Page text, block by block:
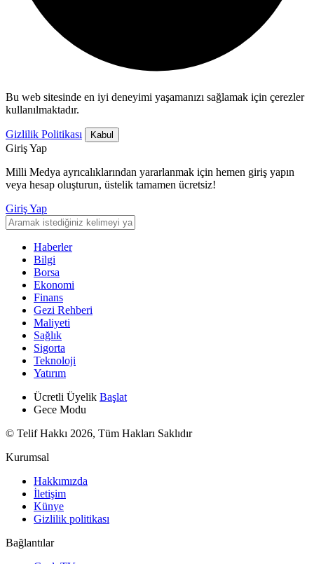
Bu web sitesinde en iyi deneyimi yaşamanızı sağlamak için çerezler
kullanılmaktadır.
Gizlilik Politikası Kabul
Giriş Yap
Milli Medya ayrıcalıklarından yararlanmak için hemen giriş yapın
veya hesap oluşturun, üstelik tamamen ücretsiz!
Giriş Yap
Haberler
Bilgi
Borsa
Ekonomi
Finans
Gezi Rehberi
Maliyeti
Sağlık
Sigorta
Teknoloji
Yatırım
Ücretli Üyelik Başlat
Gece Modu
© Telif Hakkı 2026, Tüm Hakları Saklıdır
Kurumsal
Hakkımızda
İletişim
Künye
Gizlilik politikası
Bağlantılar